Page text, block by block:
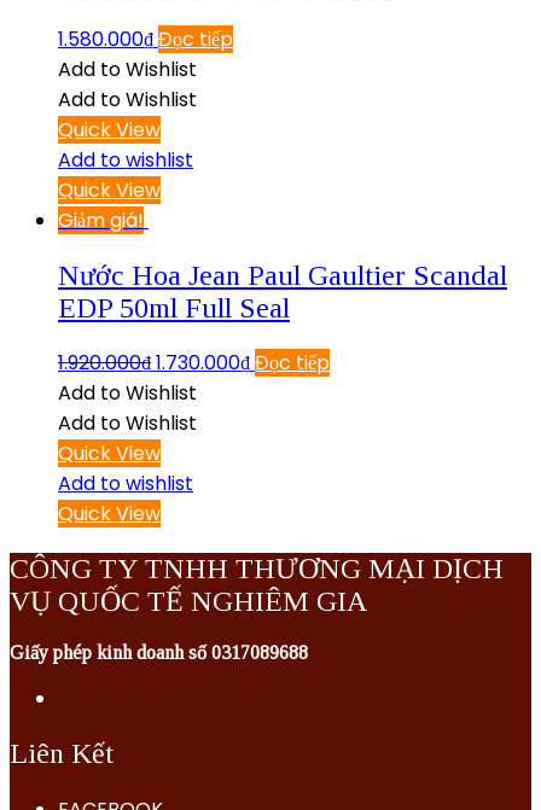
1.580.000₫Đọc tiếp
Add to Wishlist
Add to Wishlist
Quick View
Add to wishlist
Quick View
Giảm giá!
Nước Hoa Jean Paul Gaultier Scandal
EDP 50ml Full Seal
1.920.000₫1.730.000₫Đọc tiếp
Add to Wishlist
Add to Wishlist
Quick View
Add to wishlist
Quick View
CÔNG TY TNHH THƯƠNG MẠI DỊCH
VỤ QUỐC TẾ NGHIÊM GIA
Giấy phép kinh doanh số 0317089688
Liên Kết